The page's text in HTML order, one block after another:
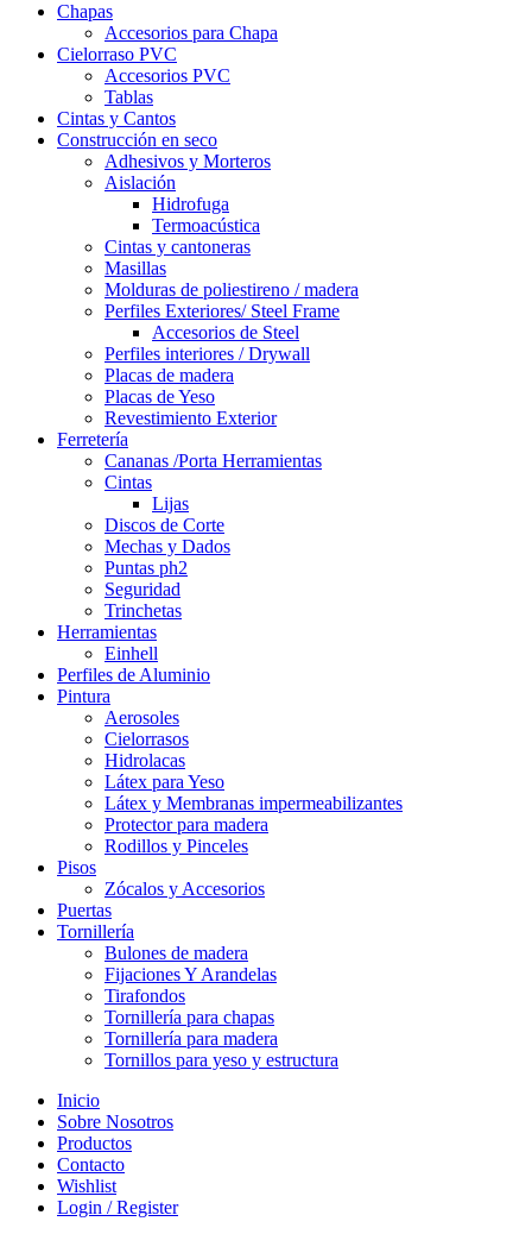
Chapas
Accesorios para Chapa
Cielorraso PVC
Accesorios PVC
Tablas
Cintas y Cantos
Construcción en seco
Adhesivos y Morteros
Aislación
Hidrofuga
Termoacústica
Cintas y cantoneras
Masillas
Molduras de poliestireno / madera
Perfiles Exteriores/ Steel Frame
Accesorios de Steel
Perfiles interiores / Drywall
Placas de madera
Placas de Yeso
Revestimiento Exterior
Ferretería
Cananas /Porta Herramientas
Cintas
Lijas
Discos de Corte
Mechas y Dados
Puntas ph2
Seguridad
Trinchetas
Herramientas
Einhell
Perfiles de Aluminio
Pintura
Aerosoles
Cielorrasos
Hidrolacas
Látex para Yeso
Látex y Membranas impermeabilizantes
Protector para madera
Rodillos y Pinceles
Pisos
Zócalos y Accesorios
Puertas
Tornillería
Bulones de madera
Fijaciones Y Arandelas
Tirafondos
Tornillería para chapas
Tornillería para madera
Tornillos para yeso y estructura
Inicio
Sobre Nosotros
Productos
Contacto
Wishlist
Login / Register